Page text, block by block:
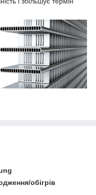
обігрів